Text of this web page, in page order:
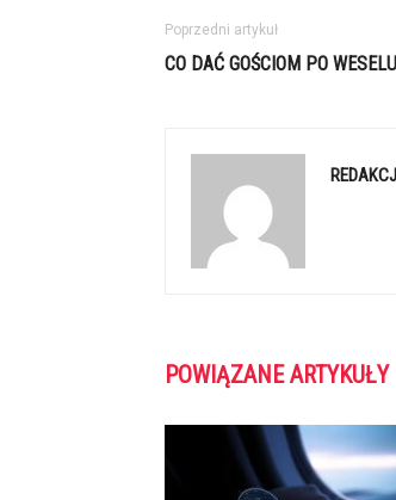
Poprzedni artykuł
CO DAĆ GOŚCIOM PO
POWIĄZANE ARTYKUŁY